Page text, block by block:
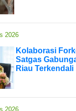
2026
Kolaborasi
Satgas
Riau Terkendali
2026